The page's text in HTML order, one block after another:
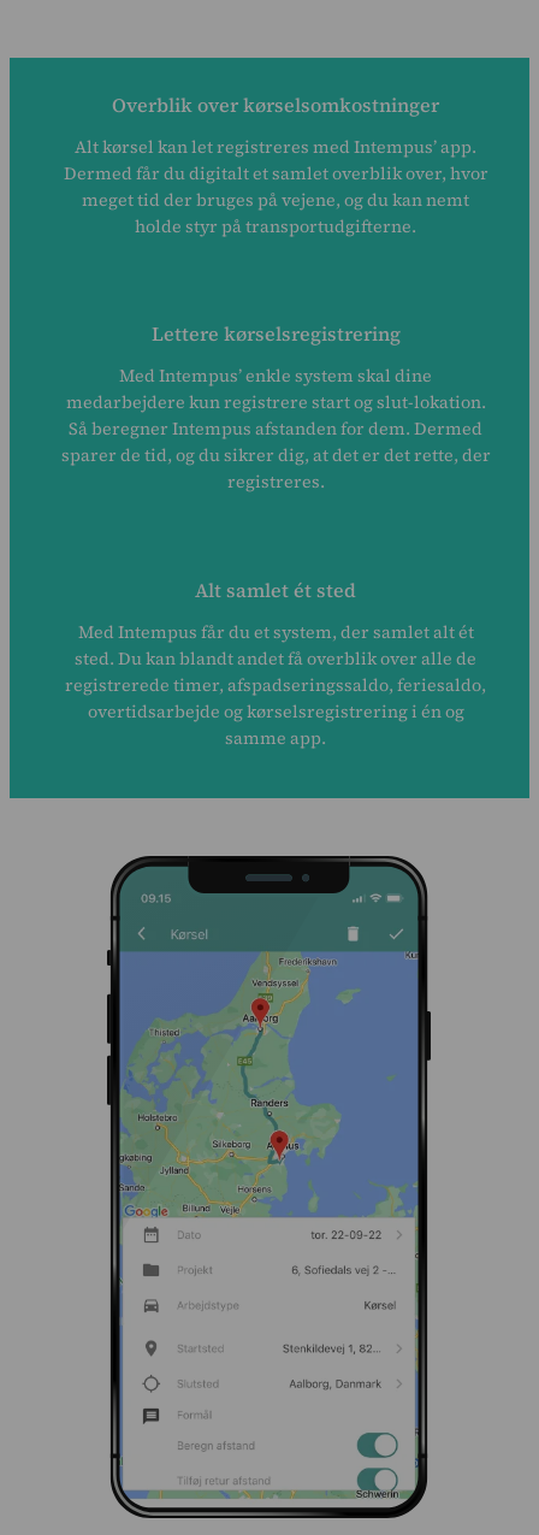
Om os
Log ind
(Gammelt design)
Overblik over kørselsomkostninger
Alt kørsel kan let registreres med Intempus’ app.
Dermed får du digitalt et samlet overblik over, hvor
meget tid der bruges på vejene, og du kan nemt
holde styr på transportudgifterne.
Lettere kørselsregistrering
Med Intempus’ enkle system skal dine
medarbejdere kun registrere start og slut-lokation.
Så beregner Intempus afstanden for dem. Dermed
sparer de tid, og du sikrer dig, at det er det rette, der
registreres.
Alt samlet ét sted
Med Intempus får du et system, der samlet alt ét
sted. Du kan blandt andet få overblik over alle de
registrerede timer, afspadseringssaldo, feriesaldo,
overtidsarbejde og kørselsregistrering i én og
samme app.